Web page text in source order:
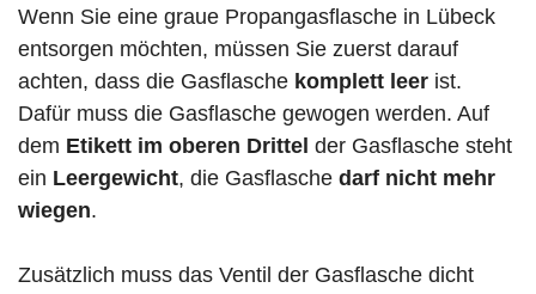
Wenn Sie eine graue Propangasflasche in Lübeck
entsorgen möchten, müssen Sie zuerst darauf
achten, dass die Gasflasche komplett leer ist.
Dafür muss die Gasflasche gewogen werden. Auf
dem Etikett im oberen Drittel der Gasflasche steht
ein Leergewicht, die Gasflasche darf nicht mehr
wiegen.
Zusätzlich muss das Ventil der Gasflasche dicht